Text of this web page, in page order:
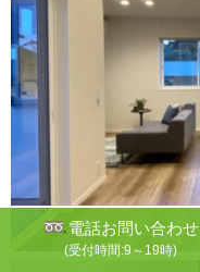
電話お問い合わせ
(受付時間:9～19時)